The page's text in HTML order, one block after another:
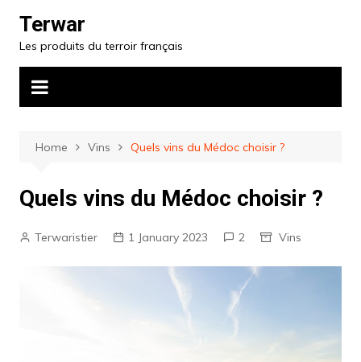
content
Terwar
Les produits du terroir français
Home Vins Quels vins du Médoc choisir ?
Quels vins du Médoc choisir ?
Terwaristier 1 January 2023 2 Vins